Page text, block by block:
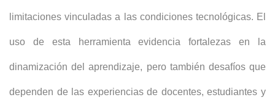
limitaciones vinculadas a las condiciones tecnológicas. El
uso de esta herramienta evidencia fortalezas en la
dinamización del aprendizaje, pero también desafíos que
dependen de las experiencias de docentes, estudiantes y